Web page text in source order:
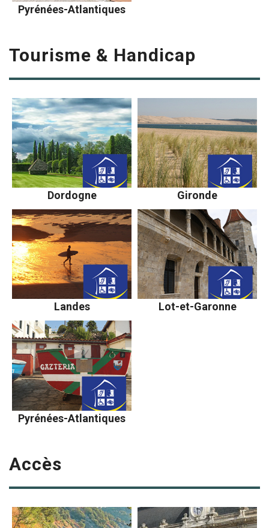
Pyrénées-Atlantiques
Tourisme & Handicap
Dordogne Gironde
Landes Lot-et-Garonne
Pyrénées-Atlantiques
Accès